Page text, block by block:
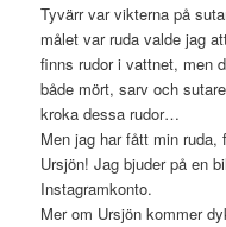
Tyvärr var vikterna på
målet var ruda valde jag
finns rudor i vattnet, men
både mört, sarv och
kroka dessa rudor…
Men jag har fått min
Ursjön! Jag bjuder på en
Instagramkonto.
Mer om Ursjön kommer